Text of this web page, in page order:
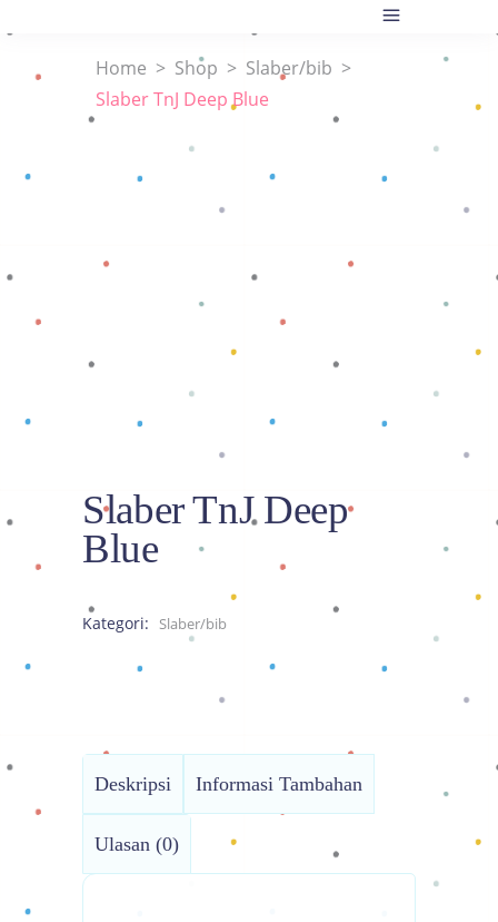
Home > Shop > Slaber/bib >
Slaber TnJ Deep Blue
Slaber TnJ Deep
Blue
Kategori: Slaber/bib
Deskripsi Informasi Tambahan
Ulasan (0)